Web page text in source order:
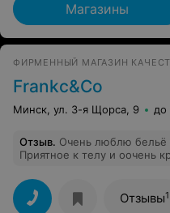
Магазины
Frankc&Co
Минск, ул. 3-я Щорса, 9 до
Отзыв. Очень люблю бельё
Приятное к телу и оочень
Отзывы1